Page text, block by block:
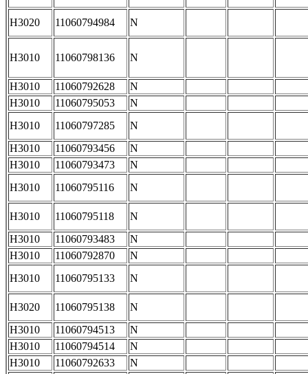
H3020 11060794984 N
H3010 11060798136 N
H3010 11060792628
N
H3010
11060795053
N
H3010
11060797285
N
H3010
11060793456
N
H3010
11060793473
N
H3010
11060795116 N
H3010 11060795118
N
H3010
11060793483
N
H3010
11060792870
N
H3010
11060795133 N
H3020 11060795138
N
H3010
11060794513
N
H3010
11060794514
N
H3010
11060792633
N